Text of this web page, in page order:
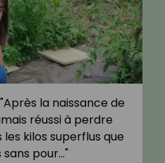
la naissance de
réussi à perdre
kilos superflus que
sans pour…"